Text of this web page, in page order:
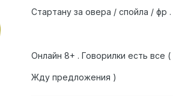
Стартану за овера / спойла / фр .
Онлайн 8+ . Говорилки есть все
Жду предложения )